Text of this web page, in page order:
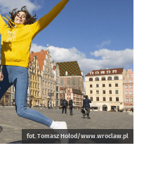
fot. Tomasz Hołod/www.wroclaw.pl